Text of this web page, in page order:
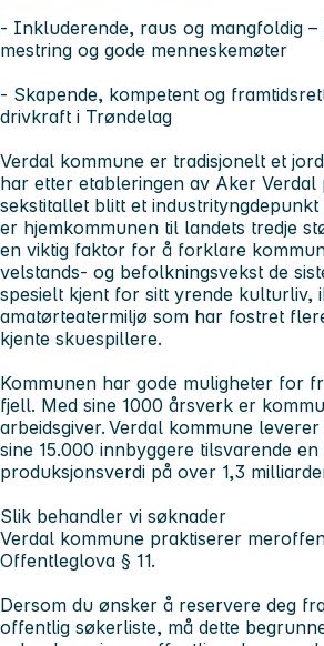
- Inkluderende, raus og mangfoldig –
mestring og gode menneskemøter
- Skapende, kompetent og
drivkraft i Trøndelag
Verdal kommune er tradisjonelt et
har etter etableringen av Aker Verdal
sekstitallet blitt et
er hjemkommunen til landets tredje
en viktig faktor for å forklare
velstands- og befolkningsvekst de
spesielt kjent for sitt yrende kulturliv,
amatørteatermiljø som har fostret
kjente skuespillere.
Kommunen har gode muligheter for
fjell. Med sine 1000 årsverk er
arbeidsgiver. Verdal kommune
sine 15.000 innbyggere tilsvarende
produksjonsverdi på over 1,3
Slik behandler vi søknader
Verdal kommune praktiserer
Offentleglova § 11.
Dersom du ønsker å reservere deg
offentlig søkerliste, må dette